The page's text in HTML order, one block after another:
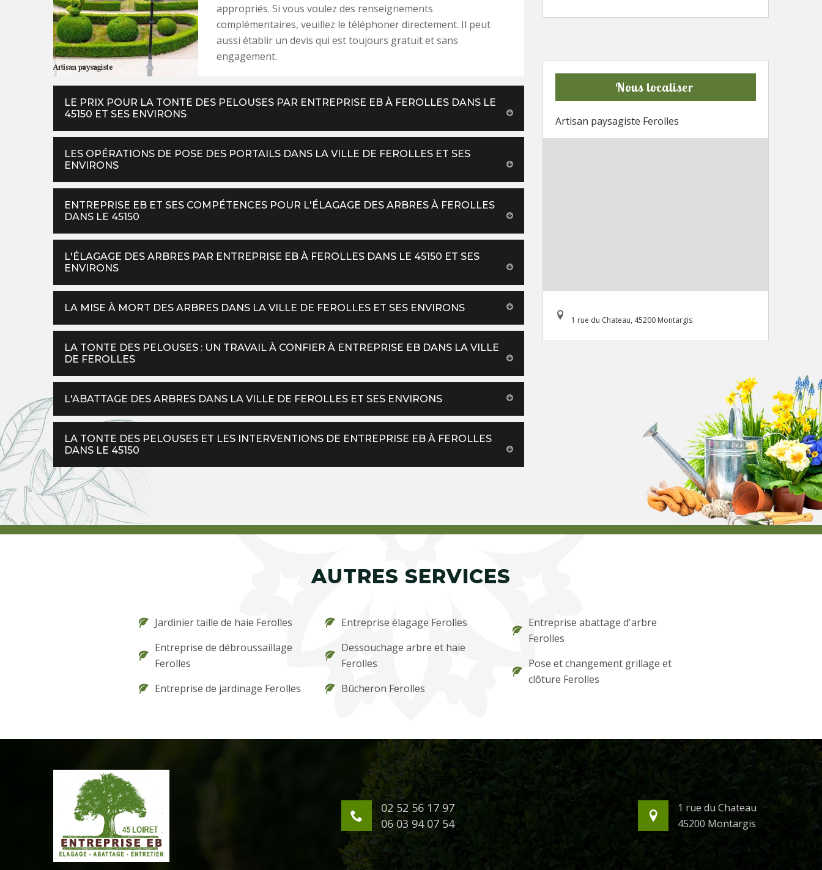
appropriés. Si vous voulez des renseignements
complémentaires, veuillez le téléphoner directement. Il peut
aussi établir un devis qui est toujours gratuit et sans
engagement.
LE PRIX POUR LA TONTE DES PELOUSES PAR ENTREPRISE EB À FEROLLES DANS LE
45150 ET SES ENVIRONS
LES OPÉRATIONS DE POSE DES PORTAILS DANS LA VILLE DE FEROLLES ET SES
ENVIRONS
ENTREPRISE EB ET SES COMPÉTENCES POUR L'ÉLAGAGE DES ARBRES À FEROLLES
DANS LE 45150
L'ÉLAGAGE DES ARBRES PAR ENTREPRISE EB À FEROLLES DANS LE 45150 ET SES
ENVIRONS
LA MISE À MORT DES ARBRES DANS LA VILLE DE FEROLLES ET SES ENVIRONS
LA TONTE DES PELOUSES : UN TRAVAIL À CONFIER À ENTREPRISE EB DANS LA VILLE
DE FEROLLES
L'ABATTAGE DES ARBRES DANS LA VILLE DE FEROLLES ET SES ENVIRONS
LA TONTE DES PELOUSES ET LES INTERVENTIONS DE ENTREPRISE EB À FEROLLES
DANS LE 45150
Nous localiser
Artisan paysagiste Ferolles
1 rue du Chateau, 45200 Montargis
AUTRES SERVICES
Jardinier taille de haie Ferolles
Entreprise de débroussaillage
Ferolles
Entreprise de jardinage Ferolles
Entreprise élagage Ferolles
Dessouchage arbre et haie
Ferolles
Bûcheron Ferolles
Entreprise abattage d'arbre
Ferolles
Pose et changement grillage et
clôture Ferolles
02 52 56 17 97
06 03 94 07 54
1 rue du Chateau
45200 Montargis